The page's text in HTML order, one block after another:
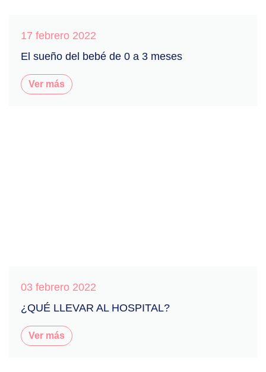
17 febrero 2022
El sueño del bebé de 0 a 3 meses
Ver más
03 febrero 2022
¿QUÉ LLEVAR AL HOSPITAL?
Ver más